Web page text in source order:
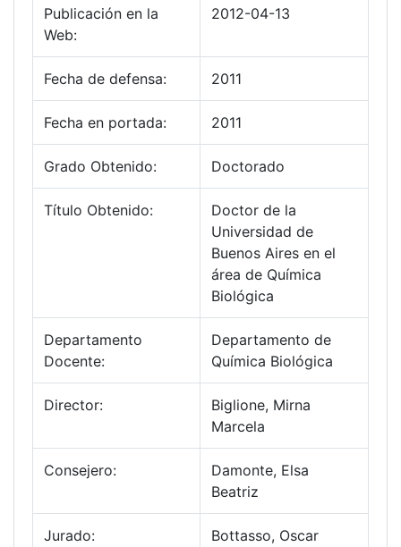
Publicación en la
Web:
2012-04-13
Fecha de defensa: 2011
Fecha en portada: 2011
Grado Obtenido: Doctorado
Título Obtenido:
Doctor de la
Universidad de
Buenos Aires en el
área de Química
Biológica
Departamento
Docente:
Departamento de
Química Biológica
Director:
Biglione, Mirna
Marcela
Consejero:
Damonte, Elsa
Beatriz
Jurado:
Bottasso, Oscar